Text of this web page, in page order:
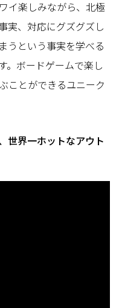
イ楽しみながら、北極
実、対応にグズグズし
うという事実を学べる
。ボードゲームで楽し
ことができるユニーク
世界一ホットなアウト